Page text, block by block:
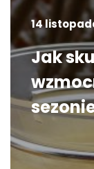
14
Jak